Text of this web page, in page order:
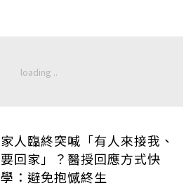
家人臨終突喊「有人來接我、
要回家」？醫授回應方式快
學：避免抱憾終生